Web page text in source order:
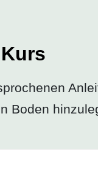
Boden